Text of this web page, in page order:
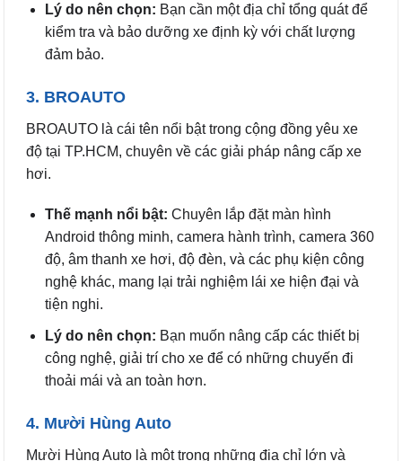
Lý do nên chọn: Bạn cần một địa chỉ tổng quát để
kiểm tra và bảo dưỡng xe định kỳ với chất lượng
đảm bảo.
3. BROAUTO
BROAUTO là cái tên nổi bật trong cộng đồng yêu xe
độ tại TP.HCM, chuyên về các giải pháp nâng cấp xe
hơi.
Thế mạnh nổi bật: Chuyên lắp đặt màn hình
Android thông minh, camera hành trình, camera 360
độ, âm thanh xe hơi, độ đèn, và các phụ kiện công
nghệ khác, mang lại trải nghiệm lái xe hiện đại và
tiện nghi.
Lý do nên chọn: Bạn muốn nâng cấp các thiết bị
công nghệ, giải trí cho xe để có những chuyến đi
thoải mái và an toàn hơn.
4. Mười Hùng Auto
Mười Hùng Auto là một trong những địa chỉ lớn và